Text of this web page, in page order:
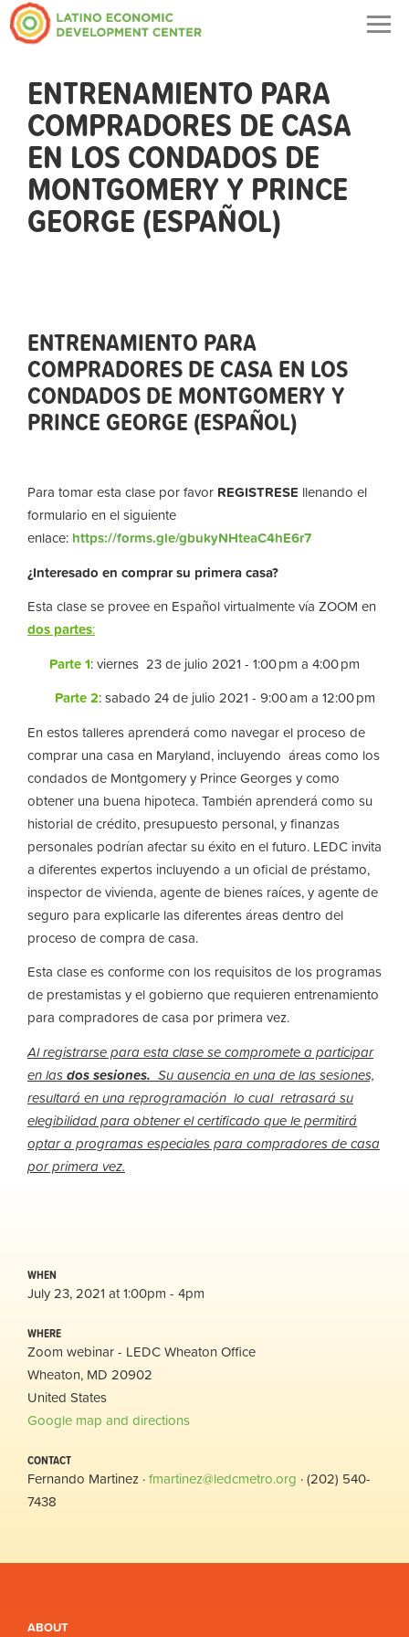
ENTRENAMIENTO PARA
COMPRADORES DE CASA
EN LOS CONDADOS DE
MONTGOMERY Y PRINCE
GEORGE (ESPAÑOL)
ENTRENAMIENTO PARA
COMPRADORES DE CASA EN LOS
CONDADOS DE MONTGOMERY Y
PRINCE GEORGE (ESPAÑOL)
Para tomar esta clase por favor REGISTRESE llenando el
formulario en el siguiente
enlace: https://forms.gle/gbukyNHteaC4hE6r7
¿Interesado en comprar su primera casa?
Esta clase se provee en Español virtualmente vía ZOOM en
dos partes:
Parte 1: viernes 23 de julio 2021 - 1:00 pm a 4:00 pm
Parte 2: sabado 24 de julio 2021 - 9:00 am a 12:00 pm
En estos talleres aprenderá como navegar el proceso de
comprar una casa en Maryland, incluyendo áreas como los
condados de Montgomery y Prince Georges y como
obtener una buena hipoteca. También aprenderá como su
historial de crédito, presupuesto personal, y finanzas
personales podrían afectar su éxito en el futuro. LEDC invita
a diferentes expertos incluyendo a un oficial de préstamo,
inspector de vivienda, agente de bienes raíces, y agente de
seguro para explicarle las diferentes áreas dentro del
proceso de compra de casa.
Esta clase es conforme con los requisitos de los programas
de prestamistas y el gobierno que requieren entrenamiento
para compradores de casa por primera vez.
Al registrarse para esta clase se compromete a participar
en lasdos sesiones. Su ausencia en una de las sesiones,
resultará en una reprogramación lo cual retrasará su
elegibilidad para obtener el certificado que le permitirá
optar a programas especiales para compradores de casa
por primera vez.
WHEN
July 23, 2021 at 1:00pm - 4pm
WHERE
Zoom webinar - LEDC Wheaton Office
Wheaton, MD 20902
United States
Google map and directions
CONTACT
Fernando Martinez ·fmartinez@ledcmetro.org · (202) 540-
7438
ABOUT